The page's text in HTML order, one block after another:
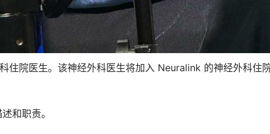
住院医生。该神经外科医生将加入 Neuralink 的神经外科住
和职责。